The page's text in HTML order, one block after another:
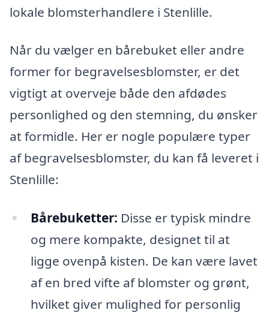
lokale blomsterhandlere i Stenlille.
Når du vælger en bårebuket eller andre
former for begravelsesblomster, er det
vigtigt at overveje både den afdødes
personlighed og den stemning, du ønsker
at formidle. Her er nogle populære typer
af begravelsesblomster, du kan få leveret i
Stenlille:
Bårebuketter: Disse er typisk mindre
og mere kompakte, designet til at
ligge ovenpå kisten. De kan være lavet
af en bred vifte af blomster og grønt,
hvilket giver mulighed for personlig